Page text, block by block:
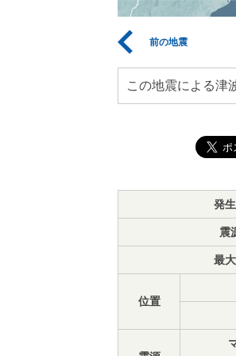
前の地震
この地震による津
発
震
最
位置